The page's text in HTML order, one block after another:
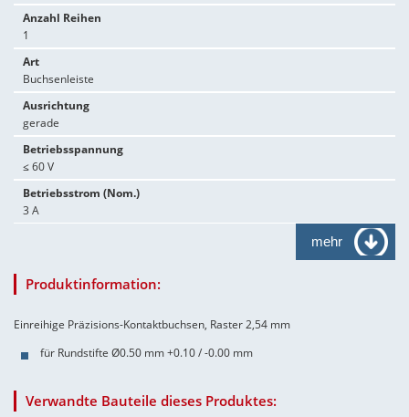
Anzahl Reihen
1
Art
Buchsenleiste
Ausrichtung
gerade
Betriebsspannung
≤ 60 V
Betriebsstrom (Nom.)
3 A
mehr
Produktinformation:
Einreihige Präzisions-Kontaktbuchsen, Raster 2,54 mm
für Rundstifte Ø0.50 mm +0.10 / -0.00 mm
Verwandte Bauteile dieses Produktes: